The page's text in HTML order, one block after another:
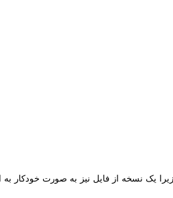
یک نسخه از فایل نیز به صورت خودکار